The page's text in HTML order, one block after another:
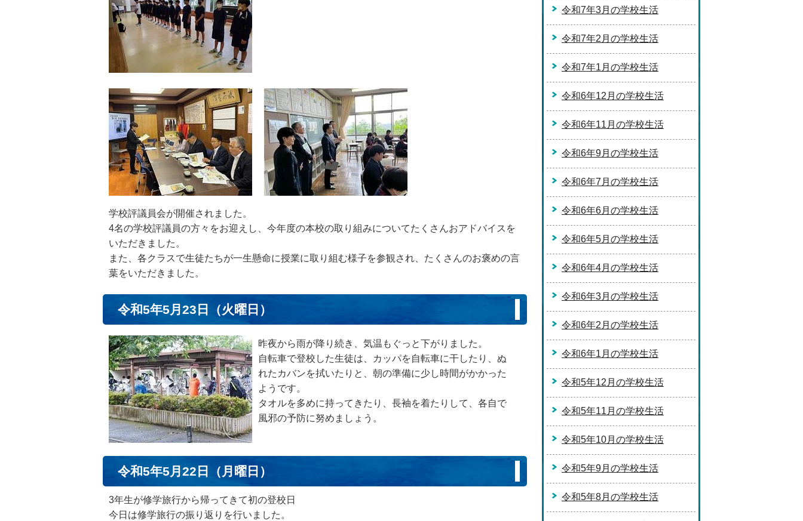
学校評議員会が開催されました。
4名の学校評議員の方々をお迎えし、今年度の本校の取り組みについてたくさんおアドバイスを
いただきました。
また、各クラスで生徒たちが一生懸命に授業に取り組む様子を参観され、たくさんのお褒めの言
葉をいただきました。
令和5年5月23日（火曜日）
昨夜から雨が降り続き、気温もぐっと下がりました。
自転車で登校した生徒は、カッパを自転車に干したり、ぬ
れたカバンを拭いたりと、朝の準備に少し時間がかかった
ようです。
タオルを多めに持ってきたり、長袖を着たりして、各自で
風邪の予防に努めましょう。
令和5年5月22日（月曜日）
3年生が修学旅行から帰ってきて初の登校日
今日は修学旅行の振り返りを行いました。
令和7年3月の学校生活
令和7年2月の学校生活
令和7年1月の学校生活
令和6年12月の学校生活
令和6年11月の学校生活
令和6年9月の学校生活
令和6年7月の学校生活
令和6年6月の学校生活
令和6年5月の学校生活
令和6年4月の学校生活
令和6年3月の学校生活
令和6年2月の学校生活
令和6年1月の学校生活
令和5年12月の学校生活
令和5年11月の学校生活
令和5年10月の学校生活
令和5年9月の学校生活
令和5年8月の学校生活